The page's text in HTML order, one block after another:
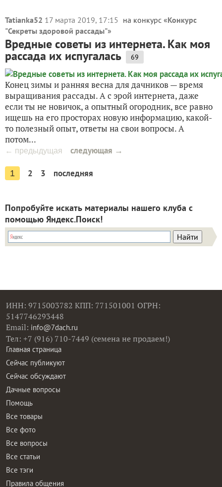
Tatianka52 17 марта 2019, 17:15 на конкурс «Конкурс
"Секреты здоровой рассады"»
Вредные советы из интернета. Как моя
рассада их испугалась 69
Конец зимы и ранняя весна для дачников — время
выращивания рассады. А с эрой интернета, даже
если ты не новичок, а опытный огородник, все равно
ищешь на его просторах новую информацию, какой-
то полезный опыт, ответы на свои вопросы. А
потом...
← предыдущая следующая →
1 2 3 последняя
Попробуйте искать материалы нашего клуба с
помощью Яндекс.Поиск!
ИНН: 9715003782 КПП: 771501001 ОГРН:
5147746293448
Email: info@7dach.ru
Тел: +7 (916) 710-7449 (семена не продаем!)
Главная страница
Сейчас публикуют
Сейчас обсуждают
Дачные вопросы
Помощь
Все товары
Все фото
Все вопросы
Все статьи
Все тэги
Правила общения